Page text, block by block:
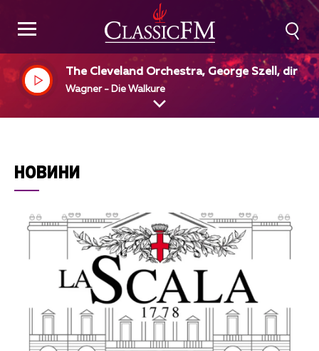
The Cleveland Orchestra, George Szell, dir
Wagner - Die Walkure
НОВИНИ